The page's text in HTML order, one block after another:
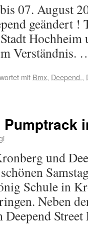
07. August
geändert !
Hochheim
mit Bmx, Deepend.,
Pumptrack
und
Schule in
Neben
Deepend